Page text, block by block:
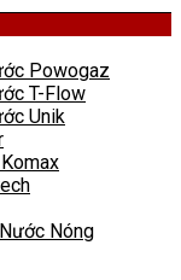
Powogaz
T-Flow
Unik
Nóng